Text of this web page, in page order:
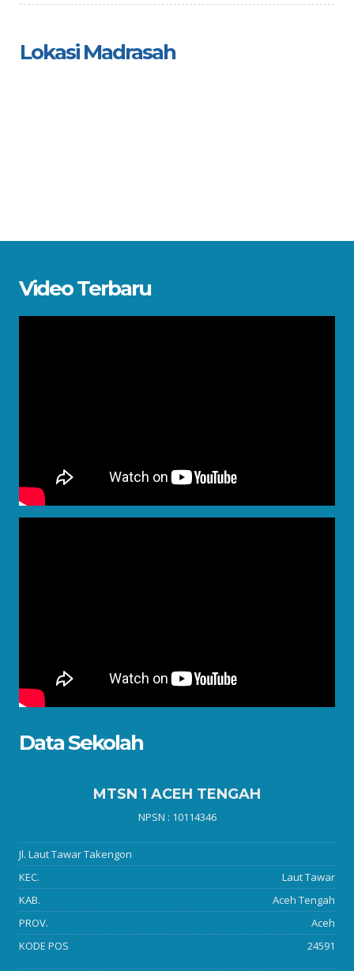
Lokasi Madrasah
Video Terbaru
Data Sekolah
MTSN 1 ACEH TENGAH
NPSN : 10114346
Jl. Laut Tawar Takengon
KEC.
Laut Tawar
KAB.
Aceh Tengah
PROV.
Aceh
KODE POS
24591